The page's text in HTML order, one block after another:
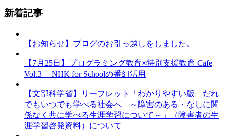
新着記事
【お知らせ】ブログのお引っ越しをしました。
【7月25日】プログラミング教育×特別支援教育 Cafe
Vol.3 NHK for Schoolの番組活用
【文部科学省】リーフレット「わかりやすい版 だれ
でもいつでも学べる社会へ ～障害のある・なしに関
係なく共に学べる生涯学習について～」（障害者の生
涯学習啓発資料）について